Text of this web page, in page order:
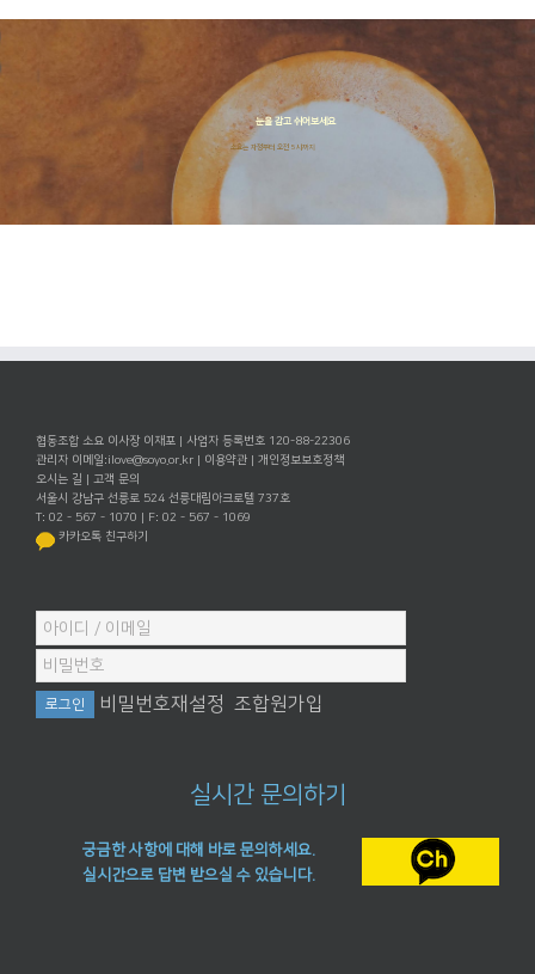
눈을 감고 쉬어보세요
소요는 자정부터 오전 5시까지
협동조합 소요 이사장 이재포 | 사업자 등록번호 120-88-22306
관리자 이메일:ilove@soyo.or.kr | 이용약관 | 개인정보보호정책
오시는 길 | 고객 문의
서울시 강남구 선릉로 524 선릉대림아크로텔 737호
T: 02 - 567 - 1070 | F: 02 - 567 - 1069
카카오톡 친구하기
비밀번호재설정 조합원가입
실시간 문의하기
궁금한 사항에 대해 바로 문의하세요.
실시간으로 답변 받으실 수 있습니다.